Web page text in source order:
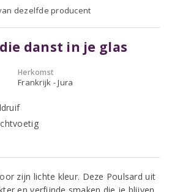
dezelfde producent
danst in je glas
Herkomst
Frankrijk - Jura
zijn lichte kleur. Deze Poulsard uit